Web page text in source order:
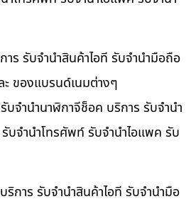
ร รับจำนำสินค้าไอที รับจำนำมือถือ
ของแบรนด์เนมต่างๆ
จำนำนาฬิกาจีช็อค บริการ รับจำนำ
บจำนำโทรศัพท์ รับจำนำไอแพค รับ
การ รับจำนำสินค้าไอที รับจำนำมือ